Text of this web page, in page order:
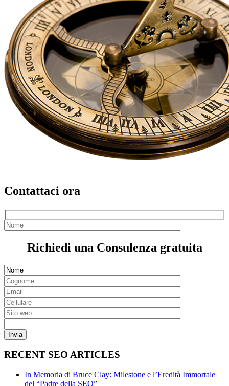
Contattaci ora
Richiedi una Consulenza gratuita
RECENT SEO ARTICLES
In Memoria di Bruce Clay: Milestone e l’Eredità Immortale
del “Padre della SEO”